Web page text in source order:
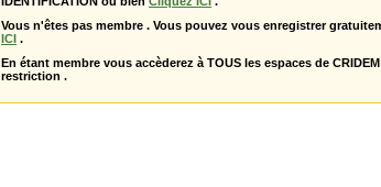
Vous n'êtes pas membre . Vous pouvez vous enregistrer
ICI .
En étant membre vous accèderez à TOUS les espaces de
restriction .